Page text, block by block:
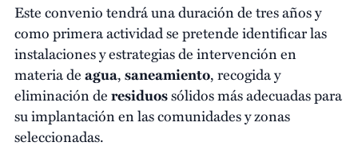
Este convenio tendrá una duración de tres años y
como primera actividad se pretende identificar las
instalaciones y estrategias de intervención en
materia deagua,saneamiento, recogida y
eliminación deresiduossólidos más adecuadas para
su implantación en las comunidades y zonas
seleccionadas.